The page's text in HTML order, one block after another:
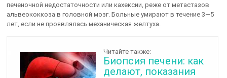
печеночной недостаточности или кахексии, реже от метастазов
альвеококкоза в головной мозг. Больные умирают в течение 3—5
лет, если не проявлялась механическая желтуха.
Читайте также:
Биопсия печени: как
делают, показания